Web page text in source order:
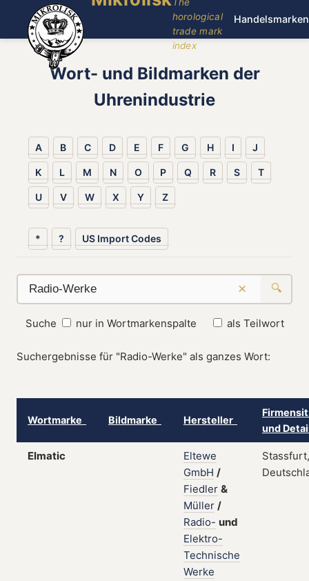
horological
trade mark
index
Handelsmarken
Wort- und Bildmarken der
Uhrenindustrie
A B C D E F G H I J
K L M N O P Q R S T
U V W X Y Z
* ? US Import Codes
× 🔍
Suche nur in Wortmarkenspalte als Teilwort
Suchergebnisse für "Radio-Werke" als ganzes Wort:
Wortmarke Bildmarke Hersteller
und
Elmatic
Eltewe
GmbH /
Fiedler &
Müller /
Radio- und
Elektro-
Technische
Werke
Stassfurt,